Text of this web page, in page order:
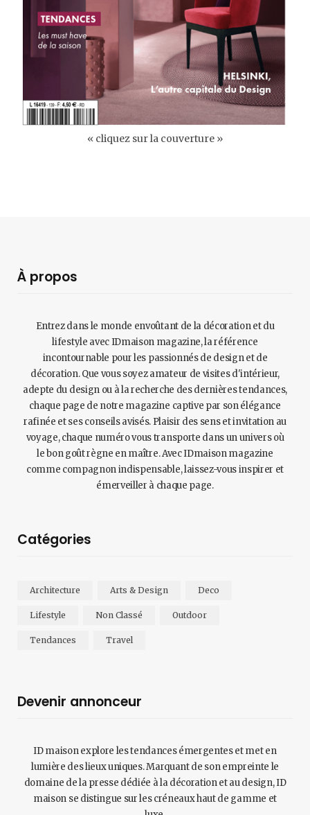
« cliquez sur la couverture »
À propos
Entrez dans le monde envoûtant de la décoration et du
lifestyle avec IDmaison magazine, la référence
incontournable pour les passionnés de design et de
décoration. Que vous soyez amateur de visites d'intérieur,
adepte du design ou à la recherche des dernières tendances,
chaque page de notre magazine captive par son élégance
rafinée et ses conseils avisés. Plaisir des sens et invitation au
voyage, chaque numéro vous transporte dans un univers où
le bon goût règne en maître. Avec IDmaison magazine
comme compagnon indispensable, laissez-vous inspirer et
émerveiller à chaque page.
Catégories
Architecture Arts & Design Deco
Lifestyle Non Classé Outdoor
Tendances Travel
Devenir annonceur
ID maison explore les tendances émergentes et met en
lumière des lieux uniques. Marquant de son empreinte le
domaine de la presse dédiée à la décoration et au design, ID
maison se distingue sur les créneaux haut de gamme et